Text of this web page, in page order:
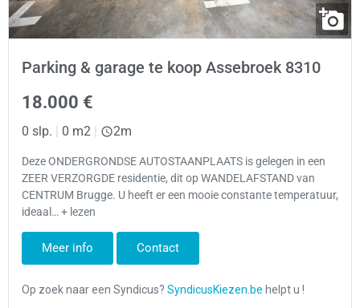
Parking & garage te koop Assebroek 8310
18.000 €
0 slp. 0 m2 2m
Deze ONDERGRONDSE AUTOSTAANPLAATS is gelegen in een
ZEER VERZORGDE residentie, dit op WANDELAFSTAND van
CENTRUM Brugge. U heeft er een mooie constante temperatuur,
ideaal… + lezen
Meer info Contact